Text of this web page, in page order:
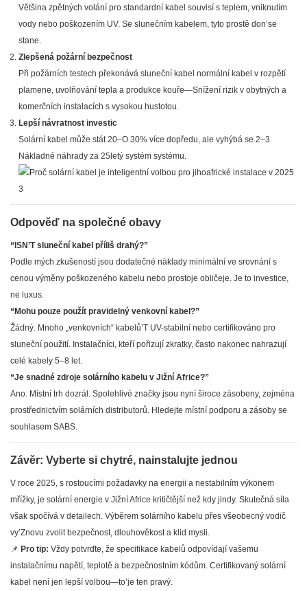
Většina zpětných volání pro standardní kabel souvisí s teplem, vniknutím
vody nebo poškozením UV. Se slunečním kabelem, tyto prostě don’se
stane.
Zlepšená požární bezpečnost
Při požárních testech překonává sluneční kabel normální kabel v rozpětí
plamene, uvolňování tepla a produkce kouře—Snížení rizik v obytných a
komerčních instalacích s vysokou hustotou.
Lepší návratnost investic
Solární kabel může stát 20–O 30% více dopředu, ale vyhýbá se 2–3
Nákladné náhrady za 25letý systém systému.
Odpověď na společné obavy
“ISN’T sluneční kabel příliš drahý?”
Podle mých zkušeností jsou dodatečné náklady minimální ve srovnání s
cenou výměny poškozeného kabelu nebo prostoje obličeje. Je to investice,
ne luxus.
“Mohu pouze použít pravidelný venkovní kabel?”
Žádný. Mnoho „venkovních“ kabelů’T UV-stabilní nebo certifikováno pro
sluneční použití. Instalačníci, kteří pořizují zkratky, často nakonec nahrazují
celé kabely 5–8 let.
“Je snadné zdroje solárního kabelu v Jižní Africe?”
Ano. Místní trh dozrál. Spolehlivé značky jsou nyní široce zásobeny, zejména
prostřednictvím solárních distributorů. Hledejte místní podporu a zásoby se
souhlasem SABS.
Závěr: Vyberte si chytré, nainstalujte jednou
V roce 2025, s rostoucími požadavky na energii a nestabilním výkonem
mřížky, je solární energie v Jižní Africe kritičtější než kdy jindy. Skutečná síla
však spočívá v detailech. Výběrem solárního kabelu přes všeobecný vodič
vy’Znovu zvolit bezpečnost, dlouhověkost a klid mysli.
📌 Pro tip: Vždy potvrďte, že specifikace kabelů odpovídají vašemu
instalačnímu napětí, teplotě a bezpečnostním kódům. Certifikovaný solární
kabel není jen lepší volbou—to’je ten pravý.